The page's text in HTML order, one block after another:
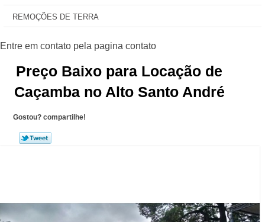
REMOÇÕES DE TERRA
Preço Baixo para Locação de
Caçamba no Alto Santo André
Gostou? compartilhe!